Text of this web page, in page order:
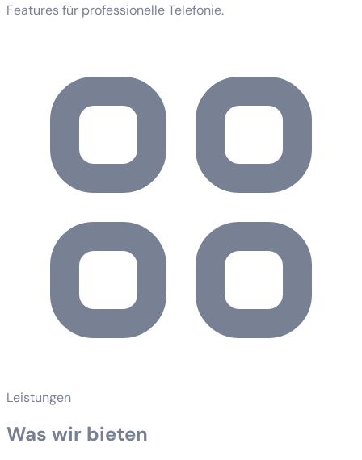
Features für professionelle Telefonie.
Leistungen
Was wir bieten